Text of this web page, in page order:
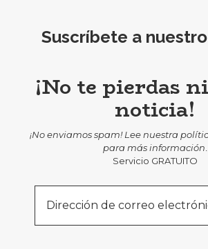
Suscríbete a
¡No te pierdas
noticia!
¡No enviamos spam! Lee nuestra
para más información.
Servicio GRATUITO